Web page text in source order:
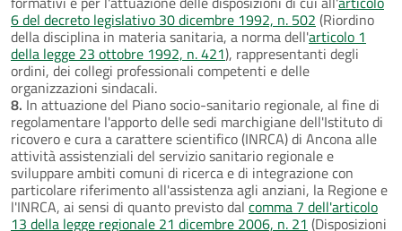
6 del decreto legislativo 30 dicembre 1992, n. 502 (Riordino
della disciplina in materia sanitaria, a norma dell'articolo 1
della legge 23 ottobre 1992, n. 421), rappresentanti degli
ordini, dei collegi professionali competenti e delle
organizzazioni sindacali.
8. In attuazione del Piano socio-sanitario regionale, al fine di
regolamentare l'apporto delle sedi marchigiane dell'Istituto di
ricovero e cura a carattere scientifico (INRCA) di Ancona alle
attività assistenziali del servizio sanitario regionale e
sviluppare ambiti comuni di ricerca e di integrazione con
particolare riferimento all'assistenza agli anziani, la Regione e
l'INRCA, ai sensi di quanto previsto dal comma 7 dell'articolo
13 della legge regionale 21 dicembre 2006, n. 21 (Disposizioni